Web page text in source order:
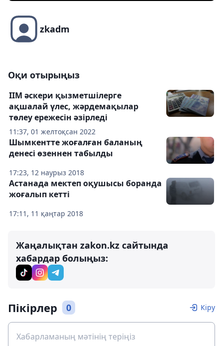
zkadm
Оқи отырыңыз
11:37, 01 желтоқсан 2022
ІІМ әскери қызметшілерге
ақшалай үлес, жәрдемақылар
төлеу ережесін әзірледі
17:23, 12 наурыз 2018
Шымкентте жоғалған баланың
денесі өзеннен табылды
17:11, 11 қаңтар 2018
Астанада мектеп оқушысы боранда
жоғалып кетті
Жаңалықтан zakon.kz сайтында
хабардар болыңыз:
Пікірлер 0 Кіру